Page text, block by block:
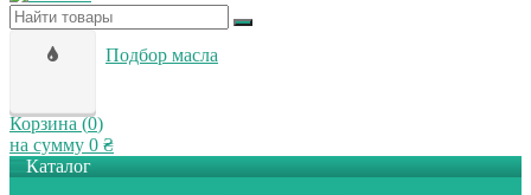
Подбор масла
Корзина (0)
на сумму 0 ₴
Каталог